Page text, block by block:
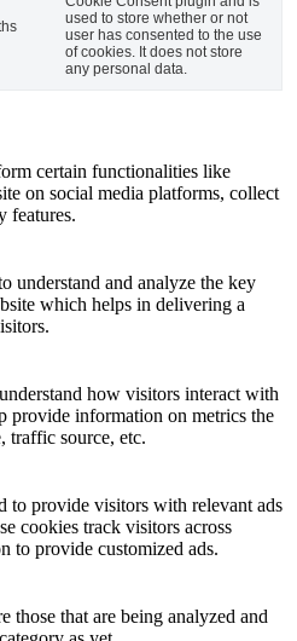
used to store whether or not
user has consented to the use
of cookies. It does not store
any personal data.
certain functionalities like
on social media platforms, collect
features.
understand and analyze the key
which helps in delivering a
how visitors interact with
provide information on metrics the
traffic source, etc.
to provide visitors with relevant ads
cookies track visitors across
to provide customized ads.
those that are being analyzed and